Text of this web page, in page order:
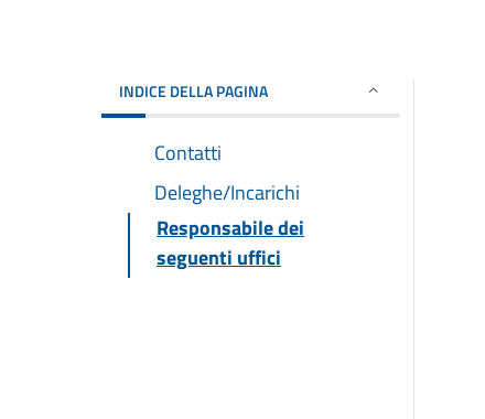
INDICE DELLA PAGINA
Contatti
Deleghe/Incarichi
Responsabile dei
seguenti uffici